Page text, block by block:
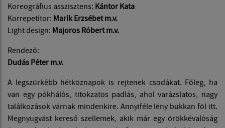
Koreográfius asszisztens: Kántor Kata
Korrepetítor: Marík Erzsébet m.v.
Light design: Majoros Róbert m.v.
Rendező:
Dudás Péter m.v.
A legszürkébb hétköznapok is rejtenek csodákat. Főleg, ha
van egy pókhálós, titokzatos padlás, ahol varázslatos, nagy
találkozások várnak mindenkire. Annyiféle lény bukkan föl itt.
Megnyugvást kereső szellemek, akik már egy örökkévalóság